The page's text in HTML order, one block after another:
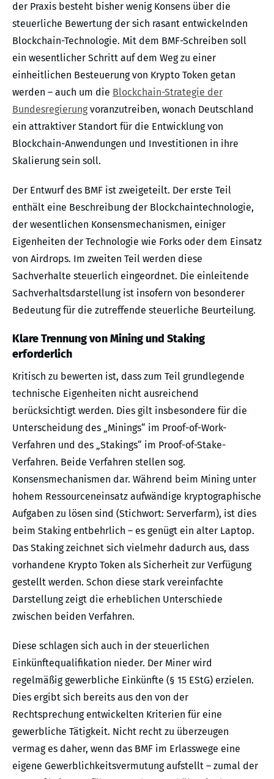
der Praxis besteht bisher wenig Konsens über die
steuerliche Bewertung der sich rasant entwickelnden
Blockchain-Technologie. Mit dem BMF-Schreiben soll
ein wesentlicher Schritt auf dem Weg zu einer
einheitlichen Besteuerung von Krypto Token getan
werden – auch um die Blockchain-Strategie der
Bundesregierungvoranzutreiben, wonach Deutschland
ein attraktiver Standort für die Entwicklung von
Blockchain-Anwendungen und Investitionen in ihre
Skalierung sein soll.
Der Entwurf des BMF ist zweigeteilt. Der erste Teil
enthält eine Beschreibung der Blockchaintechnologie,
der wesentlichen Konsensmechanismen, einiger
Eigenheiten der Technologie wie Forks oder dem Einsatz
von Airdrops. Im zweiten Teil werden diese
Sachverhalte steuerlich eingeordnet. Die einleitende
Sachverhaltsdarstellung ist insofern von besonderer
Bedeutung für die zutreffende steuerliche Beurteilung.
Klare Trennung von Mining und Staking
erforderlich
Kritisch zu bewerten ist, dass zum Teil grundlegende
technische Eigenheiten nicht ausreichend
berücksichtigt werden. Dies gilt insbesondere für die
Unterscheidung des „Minings“ im Proof-of-Work-
Verfahren und des „Stakings“ im Proof-of-Stake-
Verfahren. Beide Verfahren stellen sog.
Konsensmechanismen dar. Während beim Mining unter
hohem Ressourceneinsatz aufwändige kryptographische
Aufgaben zu lösen sind (Stichwort: Serverfarm), ist dies
beim Staking entbehrlich – es genügt ein alter Laptop.
Das Staking zeichnet sich vielmehr dadurch aus, dass
vorhandene Krypto Token als Sicherheit zur Verfügung
gestellt werden. Schon diese stark vereinfachte
Darstellung zeigt die erheblichen Unterschiede
zwischen beiden Verfahren.
Diese schlagen sich auch in der steuerlichen
Einkünftequalifikation nieder. Der Miner wird
regelmäßig gewerbliche Einkünfte (§ 15 EStG) erzielen.
Dies ergibt sich bereits aus den von der
Rechtsprechung entwickelten Kriterien für eine
gewerbliche Tätigkeit. Nicht recht zu überzeugen
vermag es daher, wenn das BMF im Erlasswege eine
eigene Gewerblichkeitsvermutung aufstellt – zumal der